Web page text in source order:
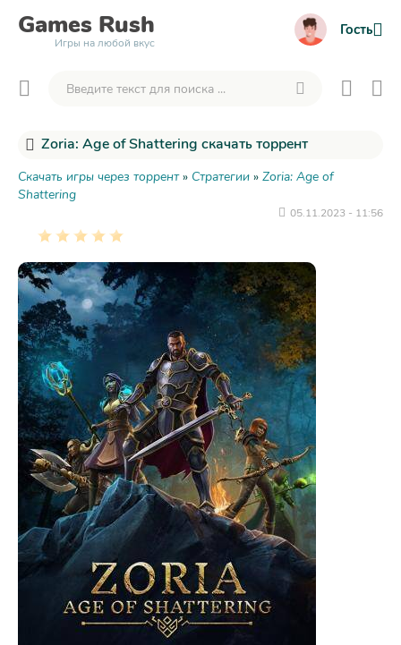
Games Rush
Игры на любой вкус
Гость
Zoria: Age of Shattering скачать торрент
Скачать игры через торрент» Стратегии » Zoria: Age of
Shattering
05.11.2023 - 11:56